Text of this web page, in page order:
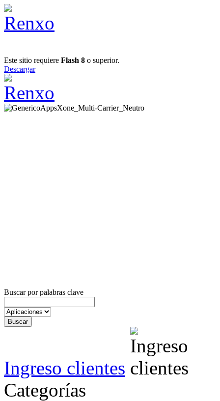
Este sitio requiere Flash 8 o superior.
Descargar
Buscar por palabras clave
Ingreso clientes
Categorías